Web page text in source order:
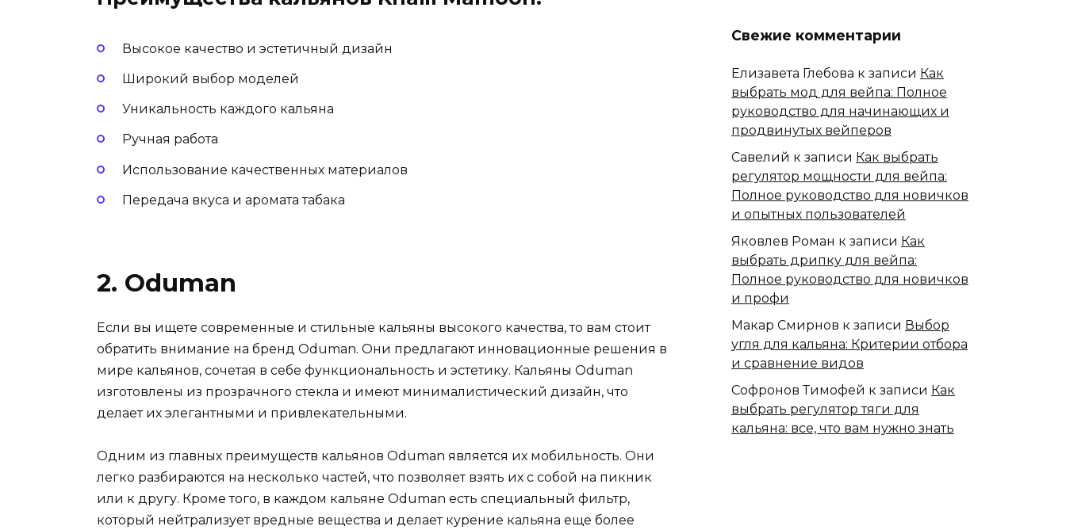
Высокое качество и эстетичный дизайн
Широкий выбор моделей
Уникальность каждого кальяна
Ручная работа
Использование качественных материалов
Передача вкуса и аромата табака
2. Oduman
Если вы ищете современные и стильные кальяны высокого качества, то вам стоит
обратить внимание на бренд Oduman. Они предлагают инновационные решения в
мире кальянов, сочетая в себе функциональность и эстетику. Кальяны Oduman
изготовлены из прозрачного стекла и имеют минималистический дизайн, что
делает их элегантными и привлекательными.
Одним из главных преимуществ кальянов Oduman является их мобильность. Они
легко разбираются на несколько частей, что позволяет взять их с собой на пикник
или к другу. Кроме того, в каждом кальяне Oduman есть специальный фильтр,
который нейтрализует вредные вещества и делает курение кальяна еще более
Свежие комментарии
Елизавета Глебова к записи Как
выбрать мод для вейпа: Полное
руководство для начинающих и
продвинутых вейперов
Савелий к записи Как выбрать
регулятор мощности для вейпа:
Полное руководство для новичков
и опытных пользователей
Яковлев Роман к записи Как
выбрать дрипку для вейпа:
Полное руководство для новичков
и профи
Макар Смирнов к записи Выбор
угля для кальяна: Критерии отбора
и сравнение видов
Софронов Тимофей к записи Как
выбрать регулятор тяги для
кальяна: все, что вам нужно знать